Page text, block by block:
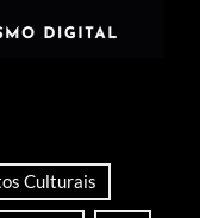
Culturais